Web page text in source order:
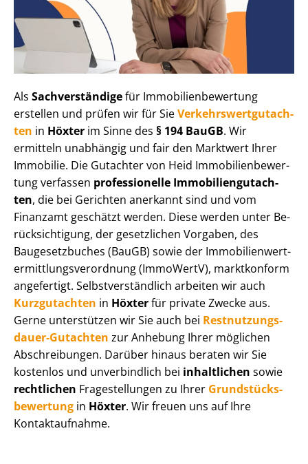
Als Sachverständigefür Im­mo­bi­li­en­be­wer­tung
erstellen und prüfen wir für SieVer­kehrs­wert­gut­ach­
ten in Höxter im Sinne des § 194 BauGB. Wir
ermitteln unabhängig und fair den Marktwert Ihrer
Immobilie. Die Gutachter von Heid Im­mo­bi­li­en­be­wer­
tung verfassen professionelle Im­mo­bi­li­en­gut­ach­
ten, die bei Gerichten anerkannt sind und vom
Finanzamt geschätzt werden. Diese werden unter Be­
rück­sich­ti­gung, der gesetzlichen Vorgaben, des
Baugesetzbuches (BauGB) sowie der Im­mo­bi­li­en­wert­
ermitt­lungs­ver­ord­nung (ImmoWertV), marktkonform
angefertigt. Selbst­ver­ständ­lich arbeiten wir auch
Kurzgutachten in Höxterfür private Zwecke aus.
Gerne unterstützen wir Sie auch bei Rest­nut­zungs­
dau­er-Gutachten zur Anhebung Ihrer möglichen
Abschreibungen. Darüber hinaus beraten wir Sie
kostenlos und unverbindlich bei inhaltlichen sowie
rechtlichen Fragestellungen zu Ihrer Grund­stücks­
be­wer­tung in Höxter. Wir freuen uns auf Ihre
Kontaktaufnahme.